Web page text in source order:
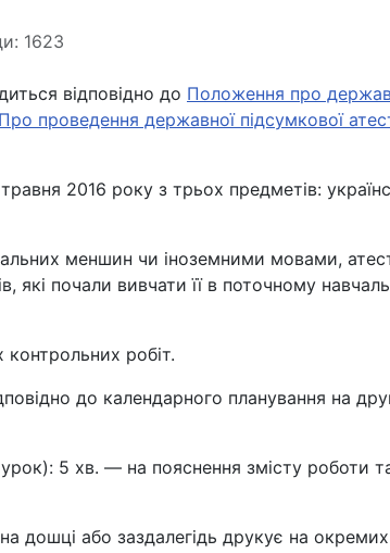
1623
відповідно до Положення про
проведення державної підсумкової
2016 року з трьох предметів:
меншин чи іноземними мовами,
які почали вивчати її в поточному
робіт.
до календарного планування на
5 хв. — на пояснення змісту роботи та
дошці або заздалегідь друкує на